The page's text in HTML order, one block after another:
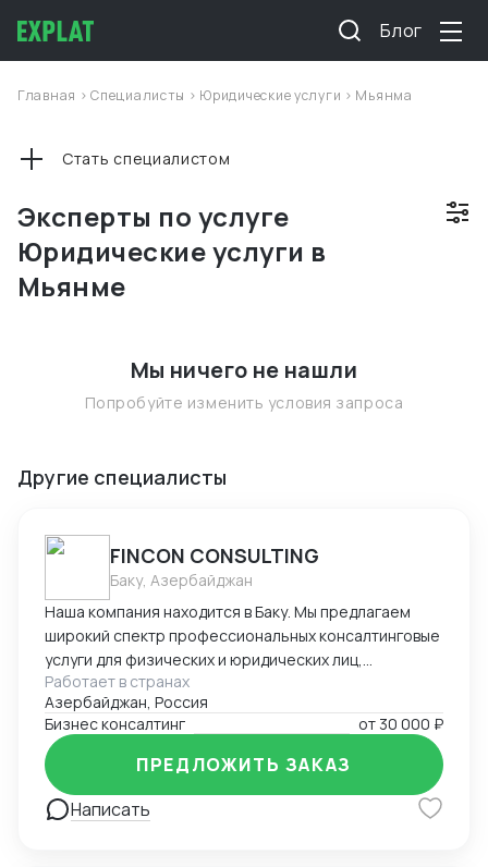
Блог
Главная >Специалисты > Юридические услуги > Мьянма
Эксперты по услуге
Юридические услуги в
Мьянме
Стать специалистом
Мы ничего не нашли
Попробуйте изменить условия запроса
Другие специалисты
FINCON CONSULTING
Баку, Азербайджан
Наша компания находится в Баку. Мы предлагаем
широкий спектр профессиональных консалтинговые
услуги для физических и юридических лиц,
предпринимателей и бизнесменов на территории
Азербайджана. Портфель наших заказчиков и
клиентов в основном из стран СНГ. В список
стандартных услуг входит: - регистрация компании
на территории Азербайджана, включая открытие
счетов в банках - Полное сопровождение компании -
Помощь в подготовке и подаче документов при
Работает в странах
Азербайджан, Россия
Бизнес консалтинг
от 30 000 ₽
Написать
ПРЕДЛОЖИТЬ ЗАКАЗ